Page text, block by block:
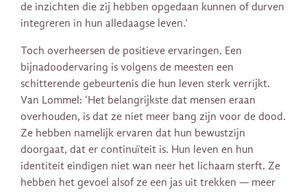
de inzichten die zij hebben opgedaan kunnen of durven
integreren in hun alledaagse leven.’
Toch overheersen de positieve ervaringen. Een
bijnadoodervaring is volgens de meesten een
schitterende gebeurtenis die hun leven sterk verrijkt.
Van Lommel: ‘Het belangrijkste dat mensen eraan
overhouden, is dat ze niet meer bang zijn voor de dood.
Ze hebben namelijk ervaren dat hun bewustzijn
doorgaat, dat er continuïteit is. Hun leven en hun
identiteit eindigen niet wan neer het lichaam sterft. Ze
hebben het gevoel alsof ze een jas uit trekken — meer